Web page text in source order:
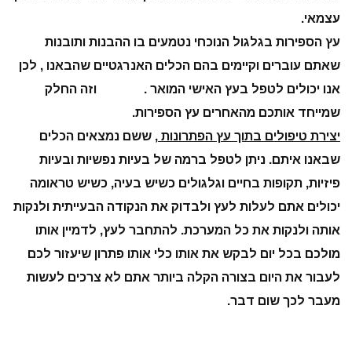
עצמאי.
עץ הספירות בגלגול הנוכחי נטמעים בו ההבנות ותובנות
שאתם עוברים וקיימים בהם הכלים האנרגטיים שהבאנו , לכן
אנו יכולים לטפל בעץ האישי המואר . וזה החלק
שמייחד אותכם מהאחרים עץ הספירות.
יצירת טיפולים בתוך עץ הפתרונות , ששם נמצאים הכלים
שבאנו איתם. ניתן לטפל ברמה של בעיות נפשיות ובעיות
פיזיות, תקופות בחיים וגלגולים כשיש בעיה, כשיש טראומה
יכולים אתם לעלות לעץ ולבדוק את הנקודה הבעייתית ולנקות
אותה ולנקות את כל המערכת. להתחבר לעץ, לדמיין אותו
מולכם בכל יום לבקש את אותו כלי אותו פתרון שיעזור לכם
לעבור את היום בצורה הקלה ביותר אתם לא צרכים לעשות
מעבר לכך שום דבר.